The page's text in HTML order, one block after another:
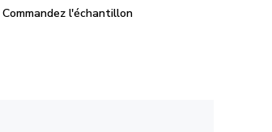
Commandez l'échantillon